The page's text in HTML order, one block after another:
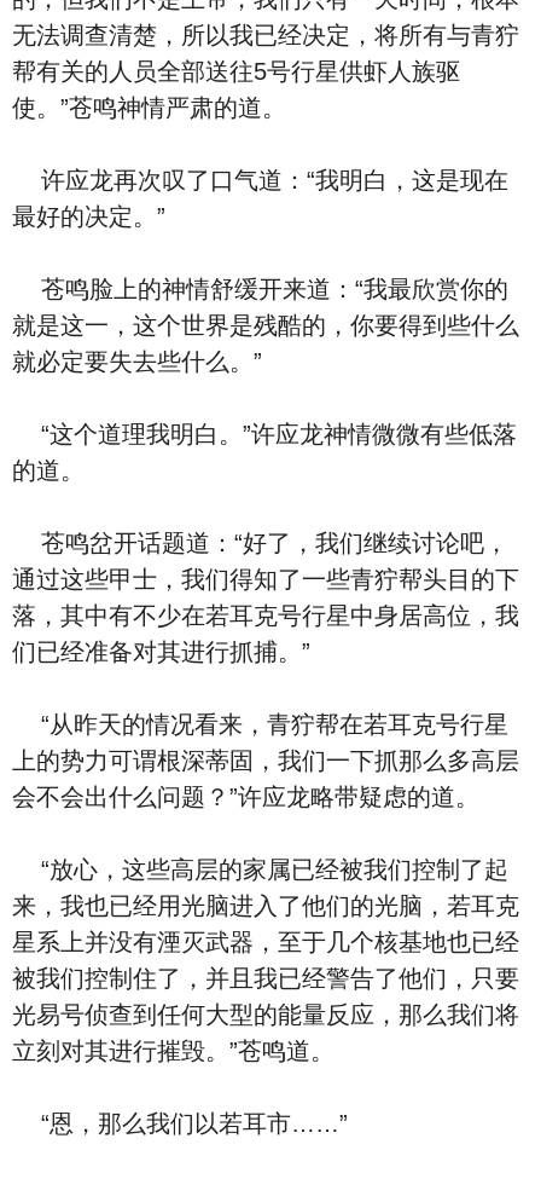
无法调查清楚，所以我已经决定，将所有与青狞
帮有关的人员全部送往5号行星供虾人族驱
使。”苍鸣神情严肃的道。
许应龙再次叹了口气道：“我明白，这是现在
最好的决定。”
苍鸣脸上的神情舒缓开来道：“我最欣赏你的
就是这一，这个世界是残酷的，你要得到些什么
就必定要失去些什么。”
“这个道理我明白。”许应龙神情微微有些低落
的道。
苍鸣岔开话题道：“好了，我们继续讨论吧，
通过这些甲士，我们得知了一些青狞帮头目的下
落，其中有不少在若耳克号行星中身居高位，我
们已经准备对其进行抓捕。”
“从昨天的情况看来，青狞帮在若耳克号行星
上的势力可谓根深蒂固，我们一下抓那么多高层
会不会出什么问题？”许应龙略带疑虑的道。
“放心，这些高层的家属已经被我们控制了起
来，我也已经用光脑进入了他们的光脑，若耳克
星系上并没有湮灭武器，至于几个核基地也已经
被我们控制住了，并且我已经警告了他们，只要
光易号侦查到任何大型的能量反应，那么我们将
立刻对其进行摧毁。”苍鸣道。
“恩，那么我们以若耳市……”